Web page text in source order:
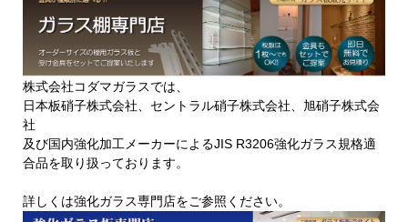
株式会社コダマガラスでは、
日本板硝子株式会社、セントラル硝子株式会社、旭硝子株式会
社
及び国内強化加工メーカーによるJIS R3206強化ガラス規格適
合品を取り扱っております。
詳しくは強化ガラス専門店をご参照ください。